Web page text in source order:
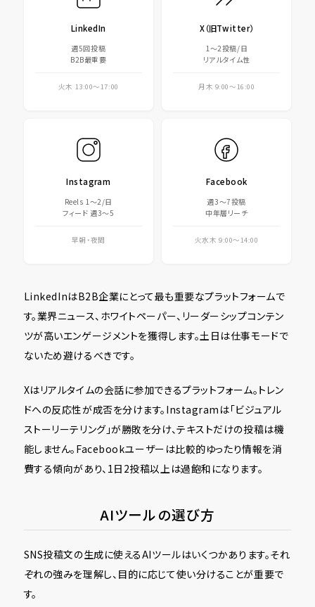
LinkedIn
週5回投稿
B2B最重要
火木 13:00〜17:00
X（旧Twitter）
1〜2投稿/日
リアルタイム性
月木 9:00〜16:00
Instagram
Reels 1〜2/日
フィード 週3〜5
早朝・夜間
Facebook
週3〜7投稿
中年層リーチ
火水木 9:00〜14:00
LinkedInはB2B企業にとって最も重要なプラットフォームで
す。業界ニュース、ホワイトペーパー、リーダーシップコンテン
ツが高いエンゲージメントを獲得します。土日は仕事モードで
ないため避けるべきです。
Xはリアルタイムの会話に参加できるプラットフォーム。トレン
ドへの反応性が成否を分けます。Instagramは「ビジュアル
ストーリーテリング」が勝敗を分け、テキストだけの投稿は機
能しません。Facebookユーザーは比較的ゆったり情報を消
費する傾向があり、1日2投稿以上は過飽和になります。
AIツールの選び方
SNS投稿文の生成に使えるAIツールはいくつかあります。それ
ぞれの強みを理解し、目的に応じて使い分けることが重要で
す。